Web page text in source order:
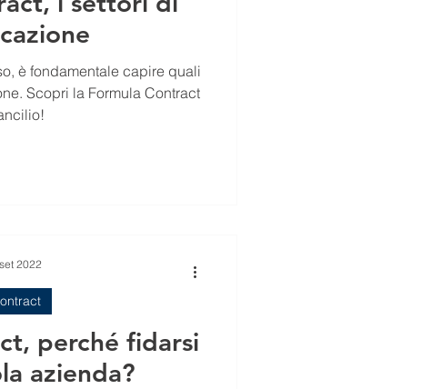
è fondamentale capire quali
perché fidarsi
azienda?
2022